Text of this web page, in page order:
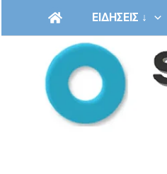
ΕΙΔΗΣΕΙΣ ↓